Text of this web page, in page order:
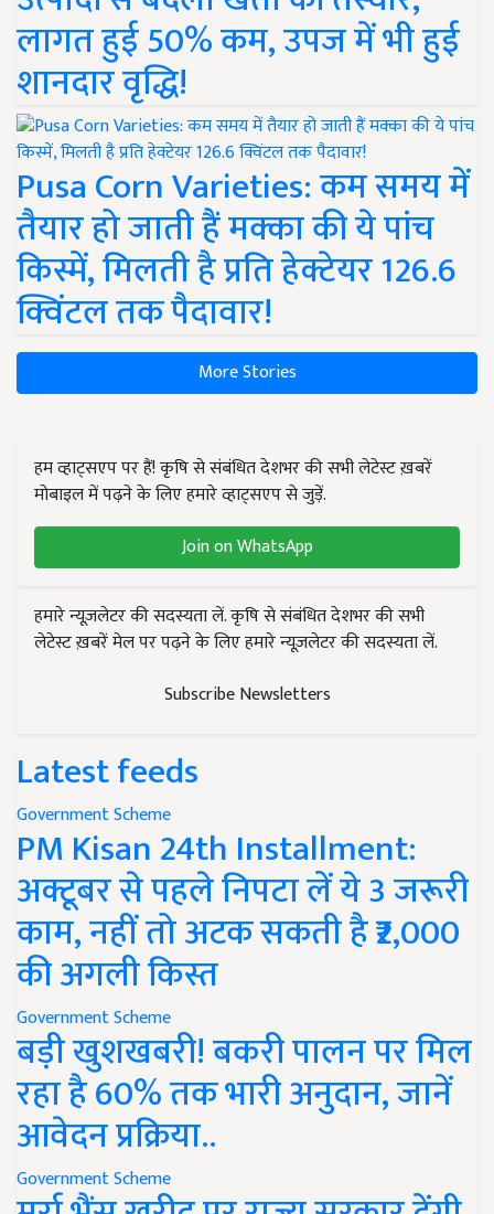
लागत हुई 50% कम, उपज में भी हुई
शानदार वृद्धि!
Pusa Corn Varieties: कम समय में
तैयार हो जाती हैं मक्का की ये पांच
किस्में, मिलती है प्रति हेक्टेयर 126.6
क्विंटल तक पैदावार!
More Stories
हम व्हाट्सएप पर हैं! कृषि से संबंधित देशभर की सभी लेटेस्ट ख़बरें
मोबाइल में पढ़ने के लिए हमारे व्हाट्सएप से जुड़ें.
Join on WhatsApp
हमारे न्यूज़लेटर की सदस्यता लें. कृषि से संबंधित देशभर की सभी
लेटेस्ट ख़बरें मेल पर पढ़ने के लिए हमारे न्यूज़लेटर की सदस्यता लें.
Subscribe Newsletters
Latest feeds
Government Scheme
PM Kisan 24th Installment:
अक्टूबर से पहले निपटा लें ये 3 जरूरी
काम, नहीं तो अटक सकती है ₹2,000
की अगली किस्त
Government Scheme
बड़ी खुशखबरी! बकरी पालन पर मिल
रहा है 60% तक भारी अनुदान, जानें
आवेदन प्रक्रिया..
Government Scheme